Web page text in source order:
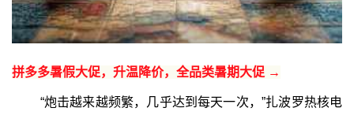
拼多多暑假大促，升温降价，全品类暑期大促 →
“炮击越来越频繁，几乎达到每天一次，”扎波罗热核电